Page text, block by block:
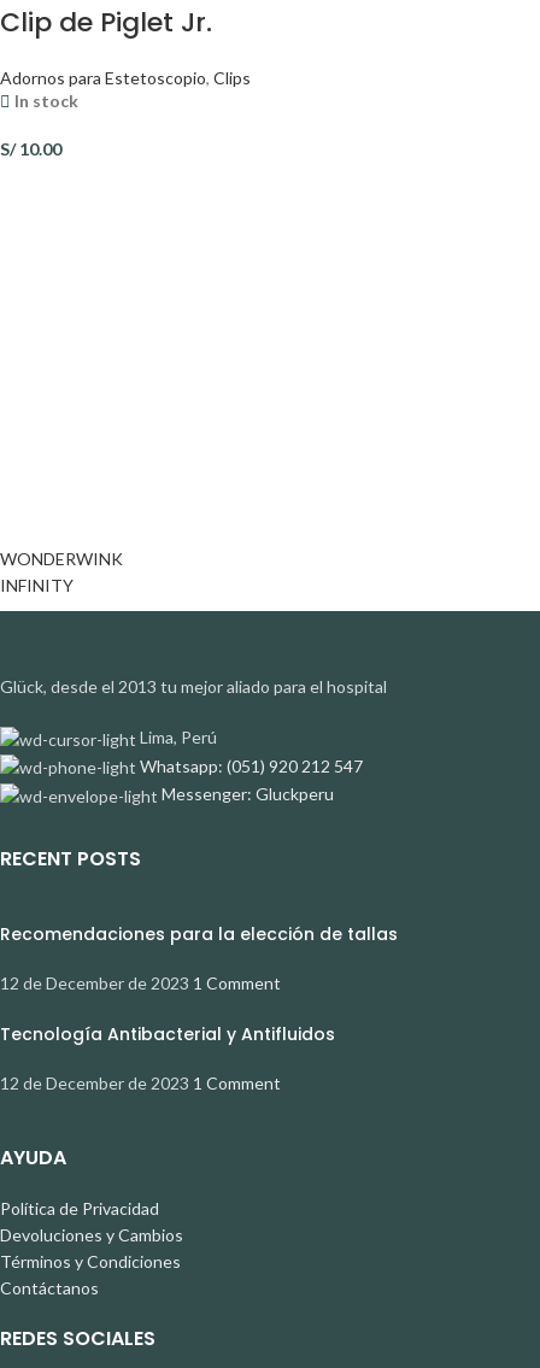
Clip de Piglet Jr.
Adornos para Estetoscopio, Clips
In stock
S/10.00
WONDERWINK
INFINITY
Glück, desde el 2013 tu mejor aliado para el hospital
Lima, Perú
Whatsapp: (051) 920 212 547
Messenger: Gluckperu
RECENT POSTS
Recomendaciones para la elección de tallas
12 de December de 2023 1 Comment
Tecnología Antibacterial y Antifluidos
12 de December de 2023 1 Comment
AYUDA
Política de Privacidad
Devoluciones y Cambios
Términos y Condiciones
Contáctanos
REDES SOCIALES